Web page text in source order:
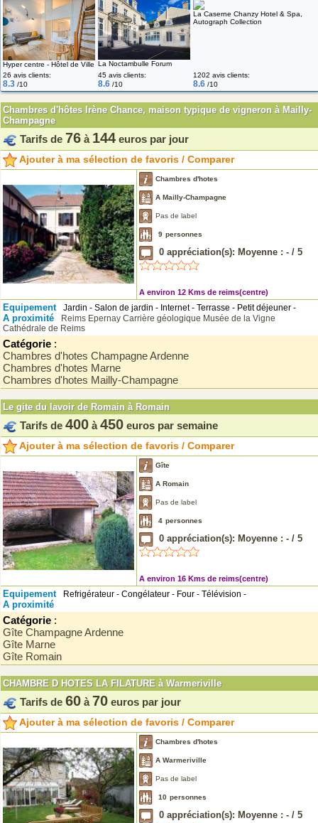
Hyper centre - Hôtel de Ville La Noctambulle Forum
La Caserne Chanzy Hotel & Spa,
Autograph Collection
26 avis clients:
8.3 /10
45 avis clients:
8.6 /10
1202 avis clients:
8.6 /10
Chambres d'hôtes Irène Chance, maison typique de vigneron à Mailly-
Champagne
Tarifs de 76 à 144 euros par jour
Ajouter à ma sélection de favoris / Comparer
Chambres d'hotes
A Mailly-Champagne
Pas de label
9 personnes
0 appréciation(s): Moyenne : - / 5
A environ 12 Kms de reims(centre)
Equipement Jardin - Salon de jardin - Internet - Terrasse - Petit déjeuner -
A proximité Reims Epernay Carrière géologique Musée de la Vigne
Cathédrale de Reims
Catégorie :
Chambres d'hotes Champagne Ardenne
Chambres d'hotes Marne
Chambres d'hotes Mailly-Champagne
Le gite du lavoir de Romain à Romain
Tarifs de 400 à 450 euros par semaine
Ajouter à ma sélection de favoris / Comparer
Gîte
A Romain
Pas de label
4 personnes
0 appréciation(s): Moyenne : - / 5
A environ 16 Kms de reims(centre)
Equipement Refrigérateur - Congélateur - Four - Télévision -
A proximité
Catégorie :
Gîte Champagne Ardenne
Gîte Marne
Gîte Romain
CHAMBRE D HOTES LA FILATURE à Warmeriville
Tarifs de 60 à 70 euros par jour
Ajouter à ma sélection de favoris / Comparer
Chambres d'hotes
A Warmeriville
Pas de label
10 personnes
0 appréciation(s): Moyenne : - / 5